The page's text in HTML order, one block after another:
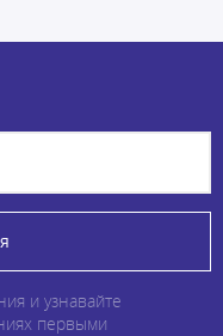
и узнавайте
первыми